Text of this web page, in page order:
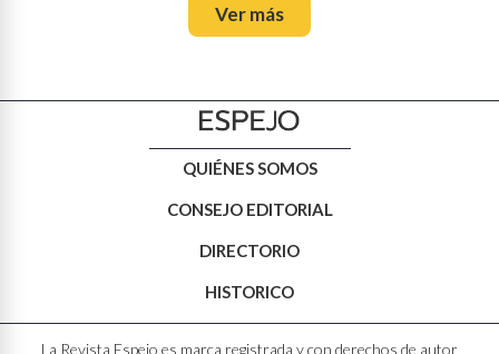
Ver más
QUIÉNES SOMOS
CONSEJO EDITORIAL
DIRECTORIO
HISTORICO
La Revista Espejo es marca registrada y con derechos de autor